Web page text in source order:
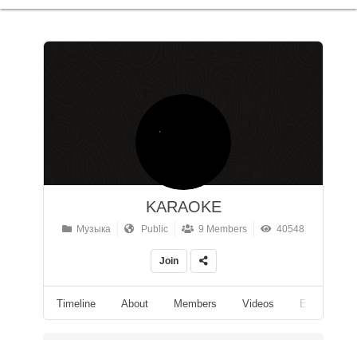
KARAOKE
Музыка Public 9 Members 40548
Join
Timeline About Members Videos Events